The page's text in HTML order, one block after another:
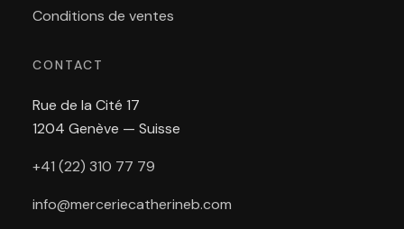
Conditions de ventes
CONTACT
Rue de la Cité 17
1204 Genève — Suisse
+41 (22) 310 77 79
info@merceriecatherineb.com